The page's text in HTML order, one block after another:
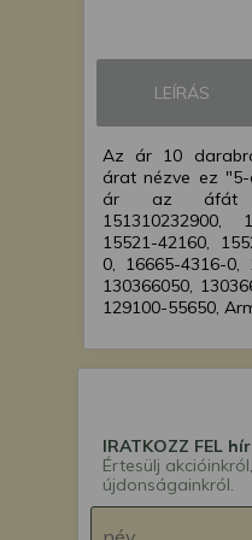
LEÍRÁS
Az ár 10
árat nézve ez
ár az áfát
151310232900,
15521-42160,
0, 16665-4316-0,
130366050,
129100-55650,
IRATKOZZ FEL
Értesülj akcióinkról,
újdonságainkról.